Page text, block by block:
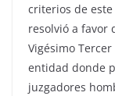
criterios de
resolvió a favor
Vigésimo
entidad donde
juzgadores